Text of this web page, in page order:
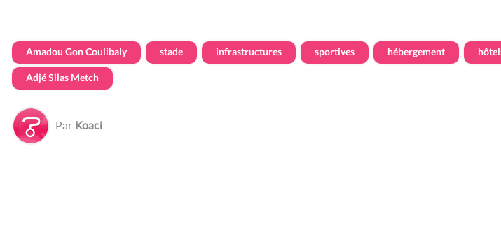
Amadou Gon Coulibaly stade infrastructures sportives hébergement
Adjé Silas Metch
Par Koaci